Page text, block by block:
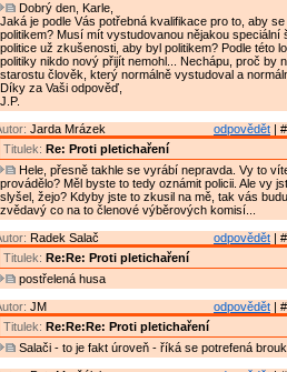
Dobrý den, Karle,
Jaká je podle Vás potřebná kvalifikace pro to, aby
politikem? Musí mít vystudovanou nějakou speciální
politice už zkušenosti, aby byl politikem? Podle této
politiky nikdo nový přijít nemohl... Nechápu, proč by
starostu člověk, který normálně vystudoval a
Díky za Vaši odpověď,
J.P.
odpovědět |
Jarda Mrázek
Titulek: Re: Proti pletichaření
Hele, přesně takhle se vyrábí nepravda. Vy to
provádělo? Měl byste to tedy oznámit policii. Ale vy
slyšel, žejo? Kdyby jste to zkusil na mě, tak vás
zvědavý co na to členové výběrových komisí...
odpovědět |
Radek Salač
Titulek: Re:Re: Proti pletichaření
postřelená husa
odpovědět |
JM
Titulek: Re:Re:Re: Proti pletichaření
Salači - to je fakt úroveň - říká se potrefená